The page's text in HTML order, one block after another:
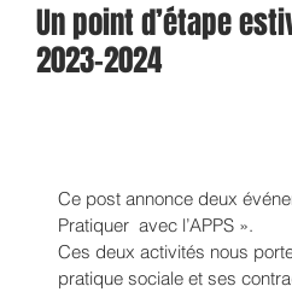
Un point d’étape
2023-2024
Ce post annonce deux
Pratiquer  avec l’APPS ».
Ces deux activités nous
pratique sociale et ses